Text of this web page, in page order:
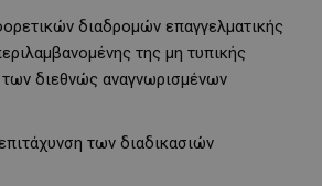
διαδρομών επαγγελματικής
της μη τυπικής
διεθνώς αναγνωρισμένων
των διαδικασιών